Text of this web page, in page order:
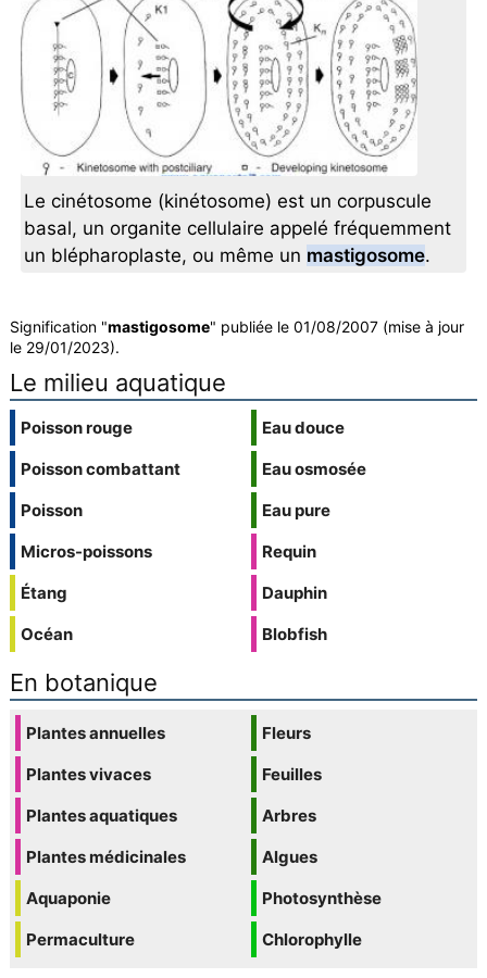
Le cinétosome (kinétosome) est un corpuscule
basal, un organite cellulaire appelé fréquemment
un blépharoplaste, ou même un mastigosome.
Signification "mastigosome" publiée le 01/08/2007 (mise à jour
le 29/01/2023).
Le milieu aquatique
Poisson rouge
Poisson combattant
Poisson
Micros-poissons
Étang
Océan
Eau douce
Eau osmosée
Eau pure
Requin
Dauphin
Blobfish
En botanique
Plantes annuelles
Plantes vivaces
Plantes aquatiques
Plantes médicinales
Aquaponie
Permaculture
Fleurs
Feuilles
Arbres
Algues
Photosynthèse
Chlorophylle